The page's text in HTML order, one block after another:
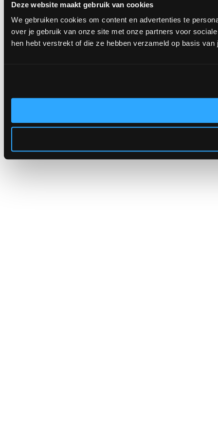
Deze website maakt gebruik van cookies
We gebruiken cookies om content en advertenties te
over je gebruik van onze site met onze partners voor
hen hebt verstrekt of die ze hebben verzameld op basis van